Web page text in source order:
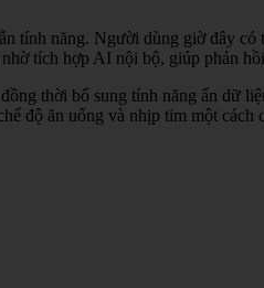
tính năng. Người dùng giờ đây
tích hợp AI nội bộ, giúp phản
thời bổ sung tính năng ẩn dữ
độ ăn uống và nhịp tim một cách